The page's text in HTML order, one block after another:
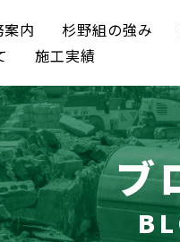
内 杉野組の強み
施工実績
ブ